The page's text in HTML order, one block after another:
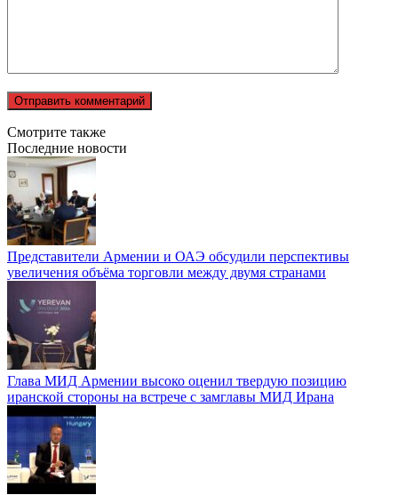
Смотрите также
Последние новости
Представители Армении и ОАЭ обсудили перспективы
увеличения объёма торговли между двумя странами
Глава МИД Армении высоко оценил твердую позицию
иранской стороны на встрече с замглавы МИД Ирана